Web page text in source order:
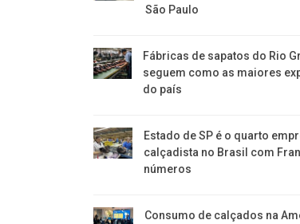
São Paulo
Fábricas de sapatos do Rio
seguem como as maiores
do país
Estado de SP é o quarto
calçadista no Brasil com
números
Consumo de calçados na